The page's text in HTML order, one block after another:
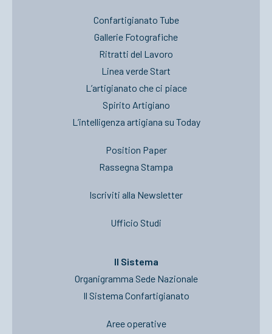
Confartigianato Tube
Gallerie Fotografiche
Ritratti del Lavoro
Linea verde Start
L’artigianato che ci piace
Spirito Artigiano
L’intelligenza artigiana su Today
Position Paper
Rassegna Stampa
Iscriviti alla Newsletter
Ufficio Studi
Il Sistema
Organigramma Sede Nazionale
Il Sistema Confartigianato
Aree operative